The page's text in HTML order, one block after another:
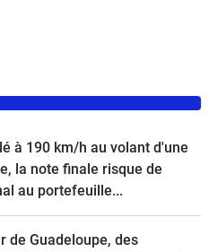
à 190 km/h au volant d'une
la note finale risque de
au portefeuille...
de Guadeloupe, des